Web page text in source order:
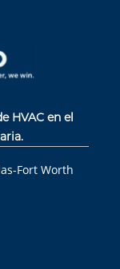
HVAC en el
Fort Worth